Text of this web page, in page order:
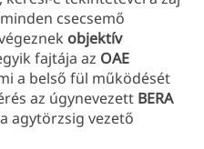
csecsemő
objektív
fajtája az OAE
a belső fül működését
az úgynevezett BERA
agytörzsig vezető